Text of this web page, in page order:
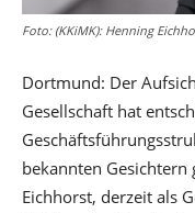
Foto: (KKiMK): Henning
Dortmund: Der
Gesellschaft hat
bekannten
Eichhorst, derzeit als